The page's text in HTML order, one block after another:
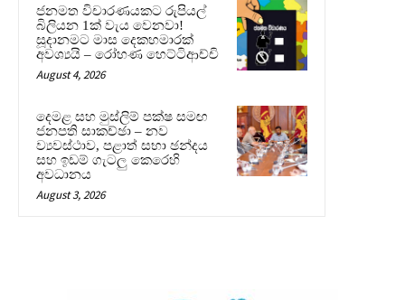
ජනමත විචාරණයකට රුපියල්
බිලියන 1ක් වැය වෙනවා!
සූදානමට මාස දෙකහමාරක්
අවශ්‍යයි – රෝහණ හෙට්ටිආච්චි
August 4, 2026
දෙමළ සහ මුස්ලිම් පක්ෂ සමඟ
ජනපති සාකච්ඡා – නව
ව්‍යවස්ථාව, පළාත් සභා ඡන්දය
සහ ඉඩම් ගැටලු කෙරෙහි
අවධානය
August 3, 2026